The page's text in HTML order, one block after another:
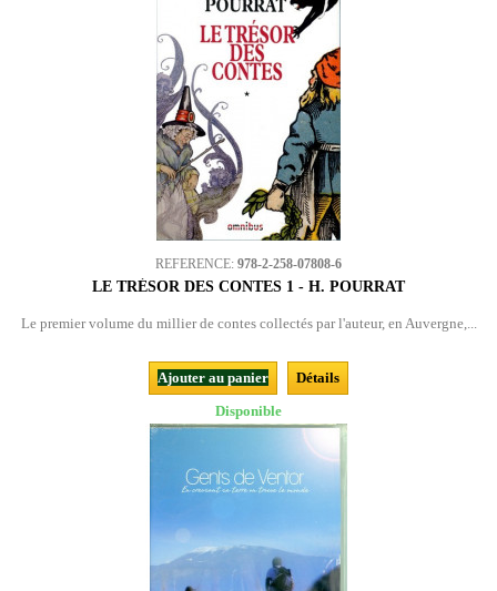
REFERENCE: 978-2-258-07808-6
LE TRÉSOR DES CONTES 1 - H. POURRAT
Le premier volume du millier de contes collectés par l'auteur, en Auvergne,...
Ajouter au panier
Détails
Disponible